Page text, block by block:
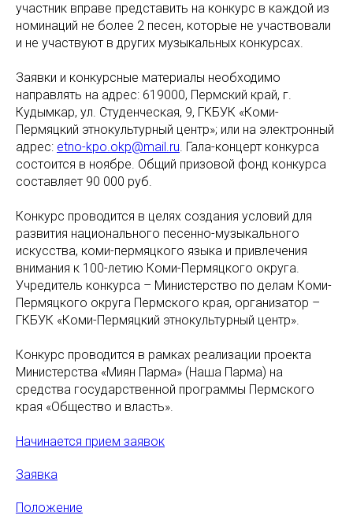
участник вправе представить на конкурс в каждой из
номинаций не более 2 песен, которые не участвовали
и не участвуют в других музыкальных конкурсах.
Заявки и конкурсные материалы необходимо
направлять на адрес: 619000, Пермский край, г.
Кудымкар, ул. Студенческая, 9, ГКБУК «Коми-
Пермяцкий этнокультурный центр»; или на электронный
адрес: etno-kpo.okp@mail.ru. Гала-концерт конкурса
состоится в ноябре. Общий призовой фонд конкурса
составляет 90 000 руб.
Конкурс проводится в целях создания условий для
развития национального песенно-музыкального
искусства, коми-пермяцкого языка и привлечения
внимания к 100-летию Коми-Пермяцкого округа.
Учредитель конкурса – Министерство по делам Коми-
Пермяцкого округа Пермского края, организатор –
ГКБУК «Коми-Пермяцкий этнокультурный центр».
Конкурс проводится в рамках реализации проекта
Министерства «Миян Парма» (Наша Парма) на
средства государственной программы Пермского
края «Общество и власть».
Начинается прием заявок
Заявка
Положение